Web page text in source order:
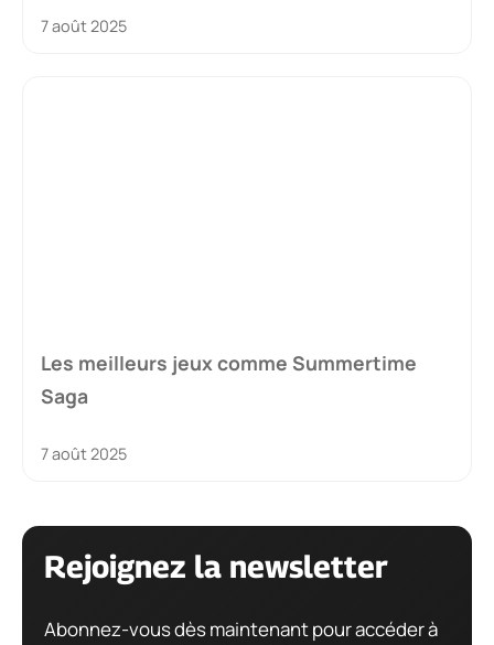
7 août 2025
Les meilleurs jeux comme Summertime
Saga
7 août 2025
Rejoignez la newsletter
Abonnez-vous dès maintenant pour accéder à